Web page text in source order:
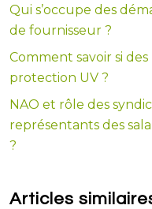
Qui s’occupe des
de fournisseur ?
Comment savoir si
protection UV ?
NAO et rôle des
représentants des
?
Articles